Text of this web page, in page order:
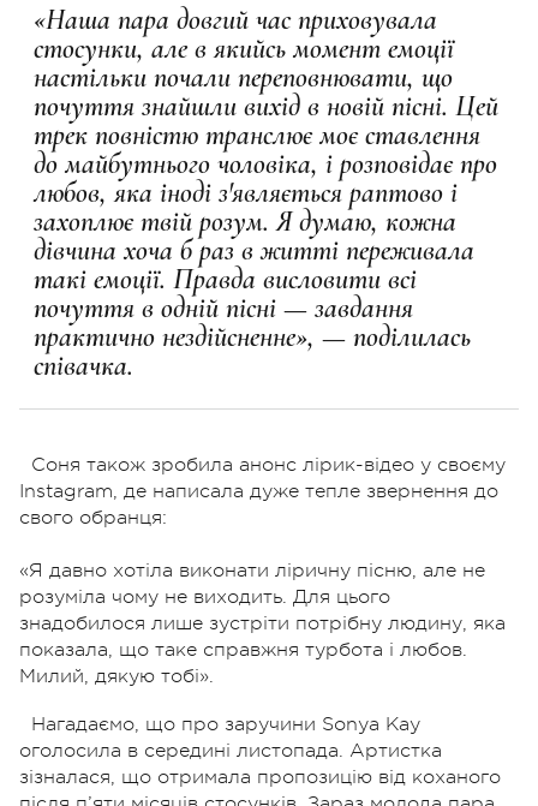
«Наша пара довгий час приховувала
стосунки, але в якийсь момент емоції
настільки почали переповнювати, що
почуття знайшли вихід в новій пісні. Цей
трек повністю транслює моє ставлення
до майбутнього чоловіка, і розповідає про
любов, яка іноді з'являється раптово і
захоплює твій розум. Я думаю, кожна
дівчина хоча б раз в житті переживала
такі емоції. Правда висловити всі
почуття в одній пісні — завдання
практично нездійсненне», — поділилась
співачка.
Соня також зробила анонс лірик-відео у своєму
Іnstagram, де написала дуже тепле звернення до
свого обранця:
«Я давно хотіла виконати ліричну пісню, але не
розуміла чому не виходить. Для цього
знадобилося лише зустріти потрібну людину, яка
показала, що таке справжня турбота і любов.
Милий, дякую тобі».
Нагадаємо, що про заручини Sonya Kay
оголосила в середині листопада. Артистка
зізналася, що отримала пропозицію від коханого